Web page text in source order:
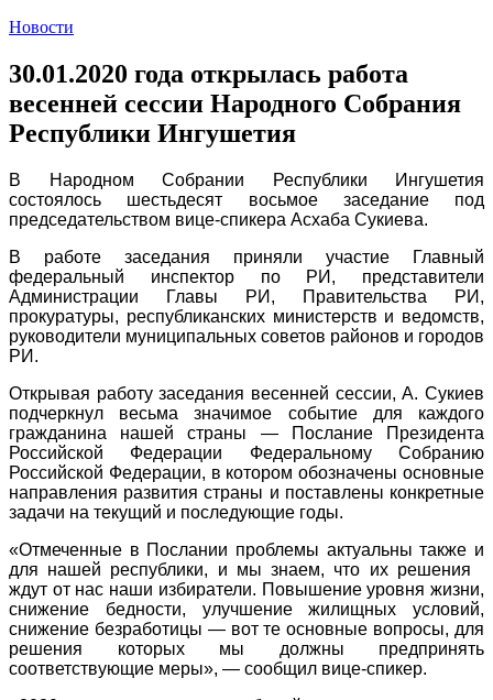
Новости
30.01.2020 года открылась работа
весенней сессии Народного Собрания
Республики Ингушетия
В Народном Собрании Республики Ингушетия
состоялось шестьдесят восьмое заседание под
председательством вице-спикера Асхаба Сукиева.
В работе заседания приняли участие Главный
федеральный инспектор по РИ, представители
Администрации Главы РИ, Правительства РИ,
прокуратуры, республиканских министерств и ведомств,
руководители муниципальных советов районов и городов
РИ.
Открывая работу заседания весенней сессии, А. Сукиев
подчеркнул весьма значимое событие для каждого
гражданина нашей страны — Послание Президента
Российской Федерации Федеральному Собранию
Российской Федерации, в котором обозначены основные
направления развития страны и поставлены конкретные
задачи на текущий и последующие годы.
«Отмеченные в Послании проблемы актуальны также и
для нашей республики, и мы знаем, что их решения
ждут от нас наши избиратели. Повышение уровня жизни,
снижение бедности, улучшение жилищных условий,
снижение безработицы — вот те основные вопросы, для
решения которых мы должны предпринять
соответствующие меры», — сообщил вице-спикер.